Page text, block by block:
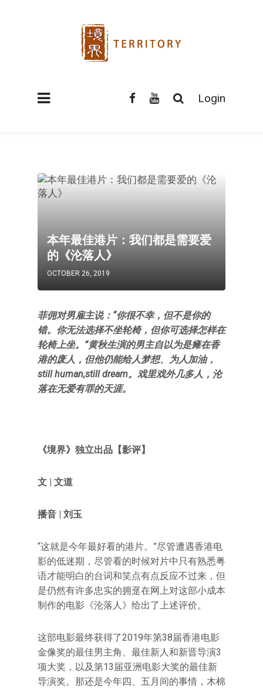
Login
本年最佳港片：我们都是需要爱
的《沦落人》
OCTOBER 26, 2019
菲佣对男雇主说：“你很不幸，但不是你的
错。你无法选择不坐轮椅，但你可选择怎样在
轮椅上坐。”黄秋生演的男主自以为是瘫在香
港的废人，但他仍能给人梦想、为人加油，
still human,still dream。戏里戏外几多人，沦
落在无爱有罪的天涯。
《境界》独立出品【影评】
文 | 文道
播音 | 刘玉
“这就是今年最好看的港片。”尽管遭遇香港电
影的低迷期，尽管看的时候对片中只有熟悉粤
语才能明白的台词和笑点有点反应不过来，但
是仍然有许多忠实的拥趸在网上对这部小成本
制作的电影《沦落人》给出了上述评价。
这部电影最终获得了2019年第38届香港电影
金像奖的最佳男主角、最佳新人和新晋导演3
项大奖，以及第13届亚洲电影大奖的最佳新
导演奖。那还是今年四、五月间的事情，木棉